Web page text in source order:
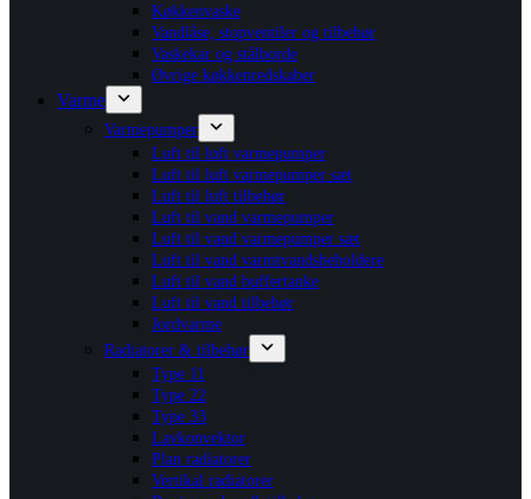
Køkkenvaske
Vandlåse, stopventiler og tilbehør
Vaskekar og stålborde
Øvrige køkkenredskaber
Varme
Varmepumper
Luft til luft varmepumper
Luft til luft varmepumper sæt
Luft til luft tilbehør
Luft til vand varmepumper
Luft til vand varmepumper sæt
Luft til vand varmtvandsbeholdere
Luft til vand buffertanke
Luft til vand tilbehør
Jordvarme
Radiatorer & tilbehør
Type 11
Type 22
Type 33
Lavkonvektor
Plan radiatorer
Vertikal radiatorer